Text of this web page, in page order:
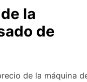
la
de
de la máquina